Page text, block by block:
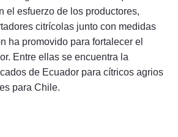
el esfuerzo de los productores,
citrícolas junto con medidas
ha promovido para fortalecer el
Entre ellas se encuentra la
de Ecuador para cítricos agrios
para Chile.